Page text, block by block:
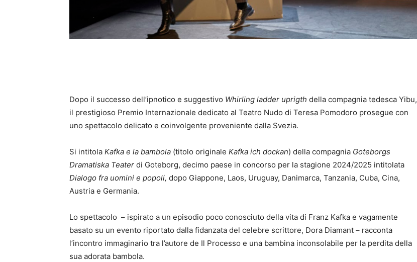
Dopo il successo dell’ipnotico e suggestivo Whirling ladder uprigth della compagnia tedesca Yibu,
il prestigioso Premio Internazionale dedicato al Teatro Nudo di Teresa Pomodoro prosegue con
uno spettacolo delicato e coinvolgente proveniente dalla Svezia.
Si intitola Kafka e la bambola (titolo originale Kafka ich dockan) della compagnia Goteborgs
Dramatiska Teater di Goteborg, decimo paese in concorso per la stagione 2024/2025 intitolata
Dialogo fra uomini e popoli, dopo Giappone, Laos, Uruguay, Danimarca, Tanzania, Cuba, Cina,
Austria e Germania.
Lo spettacolo – ispirato a un episodio poco conosciuto della vita di Franz Kafka e vagamente
basato su un evento riportato dalla fidanzata del celebre scrittore, Dora Diamant – racconta
l’incontro immaginario tra l’autore de Il Processo e una bambina inconsolabile per la perdita della
sua adorata bambola.